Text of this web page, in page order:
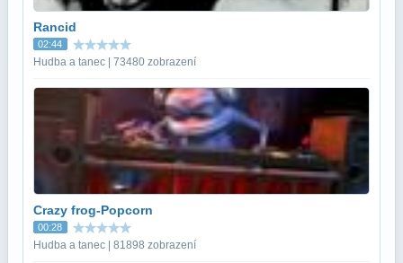
Rancid
02:44
Hudba a tanec | 73480 zobrazení
Crazy frog-Popcorn
00:28
Hudba a tanec | 81898 zobrazení